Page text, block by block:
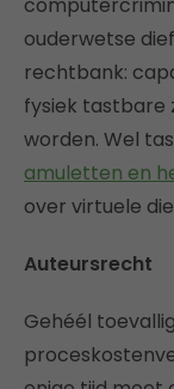
ouderwetse
rechtbank:
fysiek tastbare
worden. Wel
amuletten en
over virtuele
Auteursrecht
Gehéél